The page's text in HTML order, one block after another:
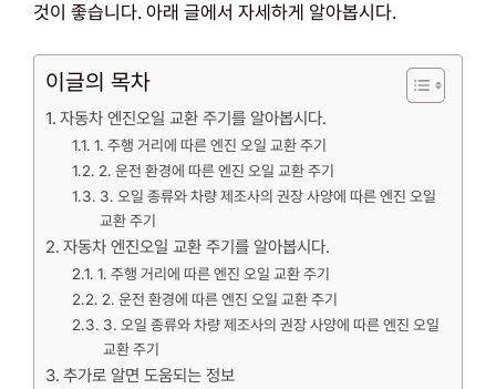
것이 좋습니다. 아래 글에서 자세하게 알아봅시다.
이글의 목차
자동차 엔진오일 교환 주기를 알아봅시다.
1. 주행 거리에 따른 엔진 오일 교환 주기
2. 운전 환경에 따른 엔진 오일 교환 주기
3. 오일 종류와 차량 제조사의 권장 사양에 따른 엔진 오일
교환 주기
자동차 엔진오일 교환 주기를 알아봅시다.
1. 주행 거리에 따른 엔진 오일 교환 주기
2. 운전 환경에 따른 엔진 오일 교환 주기
3. 오일 종류와 차량 제조사의 권장 사양에 따른 엔진 오일
교환 주기
추가로 알면 도움되는 정보